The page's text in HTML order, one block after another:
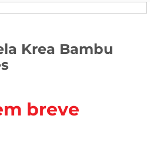
Krea Bambu
breve